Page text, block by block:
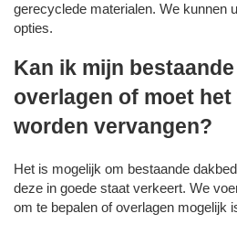
gerecyclede materialen. We kunnen
opties.
Kan ik mijn
overlagen of moet
worden vervangen?
Het is mogelijk om bestaande
deze in goede staat verkeert. We
om te bepalen of overlagen mogelijk